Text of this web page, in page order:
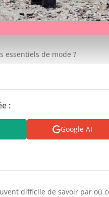
essentiels de mode ?
:
Google AI
difficile de savoir par où